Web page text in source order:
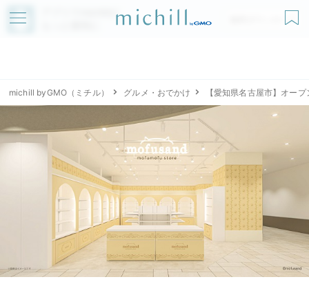
アプリでmichillが
無料ダウンロード
michill byGMO（ミチル） グルメ・おでかけ 【愛知県名古屋市】オー